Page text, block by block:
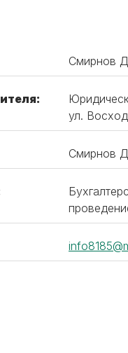
Смирнов
ул.
Смирнов